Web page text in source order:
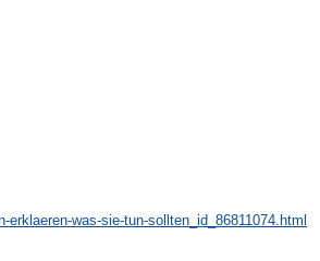
was-sie-tun-sollten_id_86811074.html